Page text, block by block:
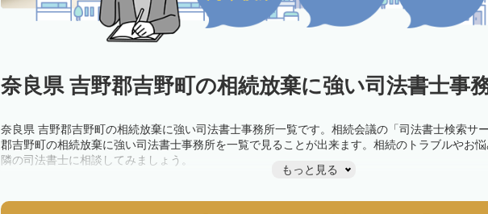
奈良県 吉野郡吉野町の相続放棄に強い司法書士事
奈良県 吉野郡吉野町の相続放棄に強い司法書士事務所一覧です。相続会議の「司法書士検索サ
郡吉野町の相続放棄に強い司法書士事務所を一覧で見ることが出来ます。相続のトラブルやお
隣の司法書士に相談してみましょう。
もっと見る